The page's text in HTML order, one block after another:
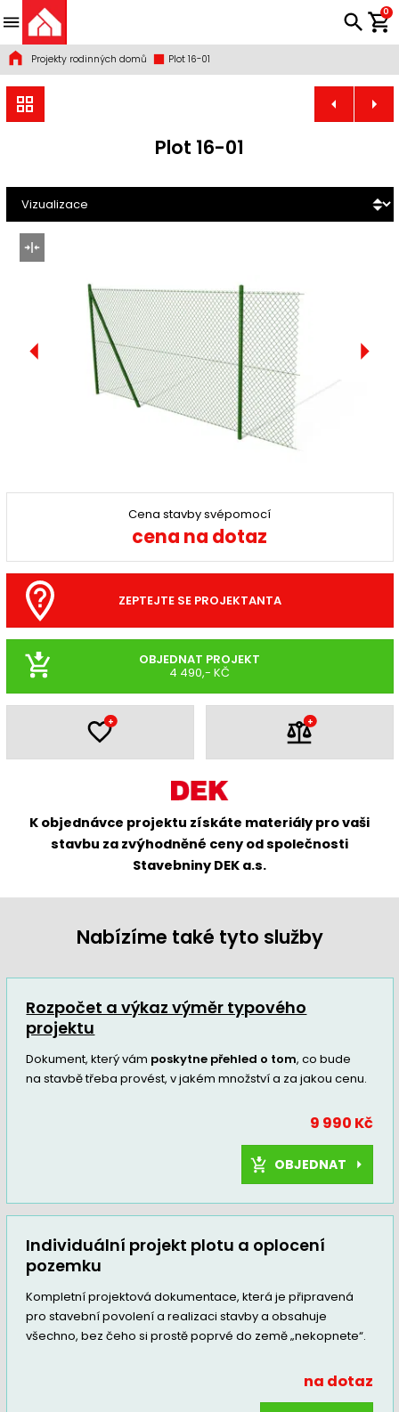
0
Projekty rodinných domů Plot 16-01
Plot 16-01
Cena stavby svépomocí
cena na dotaz
ZEPTEJTE SE PROJEKTANTA
OBJEDNAT PROJEKT
4 490,- KČ
+ +
K objednávce projektu získáte materiály pro vaši
stavbu za zvýhodněné ceny od společnosti
Stavebniny DEK a.s.
Nabízíme také tyto služby
Rozpočet a výkaz výměr typového
projektu
Dokument, který vám poskytne přehled o tom, co bude
na stavbě třeba provést, v jakém množství a za jakou cenu.
9 990 Kč
OBJEDNAT
Individuální projekt plotu a oplocení
pozemku
Kompletní projektová dokumentace, která je připravená
pro stavební povolení a realizaci stavby a obsahuje
všechno, bez čeho si prostě poprvé do země „nekopnete“.
na dotaz